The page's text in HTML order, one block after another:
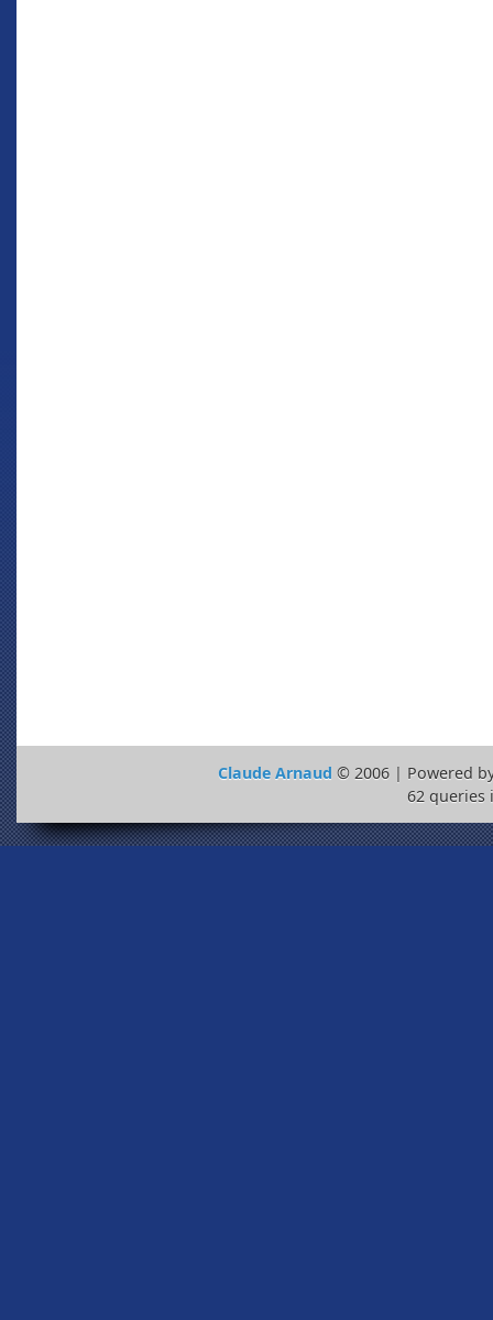
Claude Arnaud © 2006 | Powered
62 queries